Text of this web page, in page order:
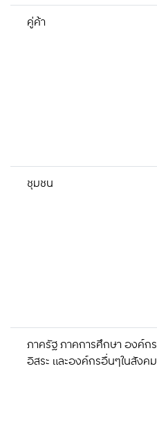
คู่ค้า
ชุมชน
ภาครัฐ ภาคการศึกษา องค์กร
อิสระ และองค์กรอื่นๆในสังคม